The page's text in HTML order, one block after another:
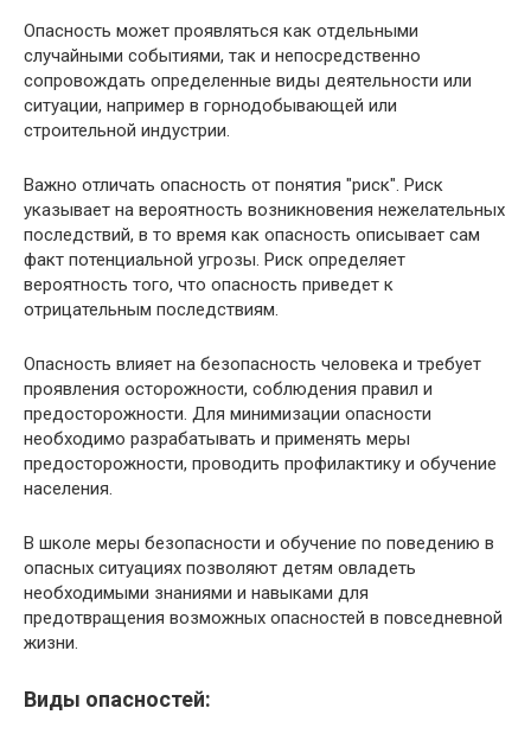
Опасность может проявляться как отдельными
случайными событиями, так и непосредственно
сопровождать определенные виды деятельности или
ситуации, например в горнодобывающей или
строительной индустрии.
Важно отличать опасность от понятия "риск". Риск
указывает на вероятность возникновения нежелательных
последствий, в то время как опасность описывает сам
факт потенциальной угрозы. Риск определяет
вероятность того, что опасность приведет к
отрицательным последствиям.
Опасность влияет на безопасность человека и требует
проявления осторожности, соблюдения правил и
предосторожности. Для минимизации опасности
необходимо разрабатывать и применять меры
предосторожности, проводить профилактику и обучение
населения.
В школе меры безопасности и обучение по поведению в
опасных ситуациях позволяют детям овладеть
необходимыми знаниями и навыками для
предотвращения возможных опасностей в повседневной
жизни.
Виды опасностей: